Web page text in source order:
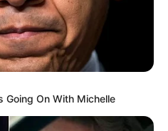
Going On With Michelle